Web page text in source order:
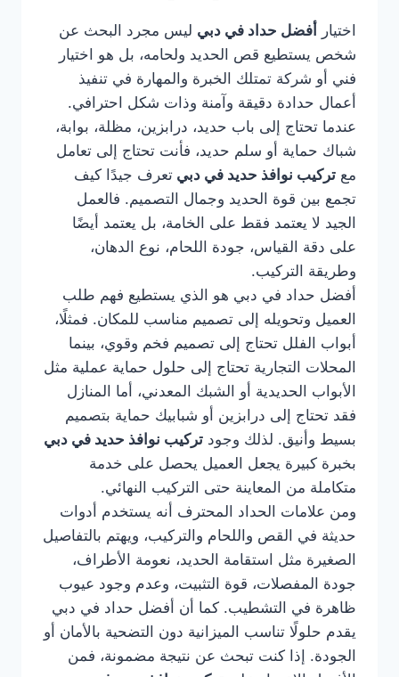
اختيار أفضل حداد في دبي ليس مجرد البحث عن
شخص يستطيع قص الحديد ولحامه، بل هو اختيار
فني أو شركة تمتلك الخبرة والمهارة في تنفيذ
أعمال حدادة دقيقة وآمنة وذات شكل احترافي.
عندما تحتاج إلى باب حديد، درابزين، مظلة، بوابة،
شباك حماية أو سلم حديد، فأنت تحتاج إلى تعامل
مع تركيب نوافذ حديد في دبي تعرف جيدًا كيف
تجمع بين قوة الحديد وجمال التصميم. فالعمل
الجيد لا يعتمد فقط على الخامة، بل يعتمد أيضًا
على دقة القياس، جودة اللحام، نوع الدهان،
وطريقة التركيب.
أفضل حداد في دبي هو الذي يستطيع فهم طلب
العميل وتحويله إلى تصميم مناسب للمكان. فمثلًا،
أبواب الفلل تحتاج إلى تصميم فخم وقوي، بينما
المحلات التجارية تحتاج إلى حلول حماية عملية مثل
الأبواب الحديدية أو الشبك المعدني، أما المنازل
فقد تحتاج إلى درابزين أو شبابيك حماية بتصميم
بسيط وأنيق. لذلك وجود تركيب نوافذ حديد في دبي
بخبرة كبيرة يجعل العميل يحصل على خدمة
متكاملة من المعاينة حتى التركيب النهائي.
ومن علامات الحداد المحترف أنه يستخدم أدوات
حديثة في القص واللحام والتركيب، ويهتم بالتفاصيل
الصغيرة مثل استقامة الحديد، نعومة الأطراف،
جودة المفصلات، قوة التثبيت، وعدم وجود عيوب
ظاهرة في التشطيب. كما أن أفضل حداد في دبي
يقدم حلولًا تناسب الميزانية دون التضحية بالأمان أو
الجودة. إذا كنت تبحث عن نتيجة مضمونة، فمن